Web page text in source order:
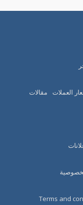
العملات مقالات